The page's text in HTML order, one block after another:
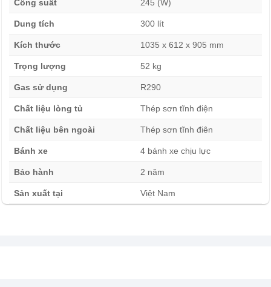
Công suất 245 (W)
Dung tích 300 lít
Kích thước 1035 x 612 x 905 mm
Trọng lượng 52 kg
Gas sử dụng R290
Chất liệu lòng tủ Thép sơn tĩnh điện
Chất liệu bên ngoài Thép sơn tĩnh điên
Bánh xe 4 bánh xe chịu lực
Bảo hành 2 năm
Sản xuất tại Việt Nam